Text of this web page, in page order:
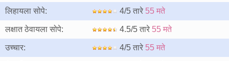
लिहायला सोपे: 4/5 तारे 55 मते
लक्षात ठेवायला सोपे: 4.5/5 तारे 55 मते
उच्चार: 4/5 तारे 55 मते